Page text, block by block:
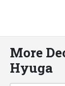
More
Hyuga